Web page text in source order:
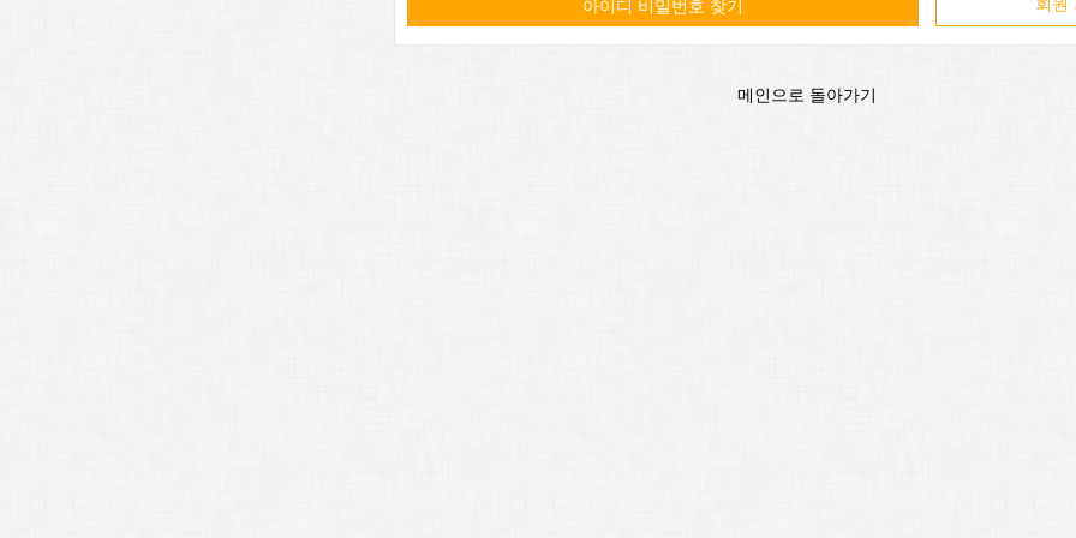
아이디 비밀번호 찾기
메인으로 돌아가기